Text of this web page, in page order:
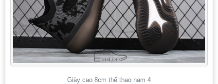
Giày cao 8cm thể thao nam 4